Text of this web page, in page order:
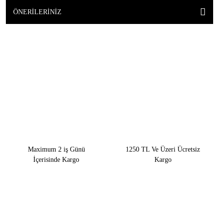
ÖNERILERINIZ
Maximum 2 iş Günü
İçerisinde Kargo
1250 TL Ve Üzeri Ücretsiz
Kargo